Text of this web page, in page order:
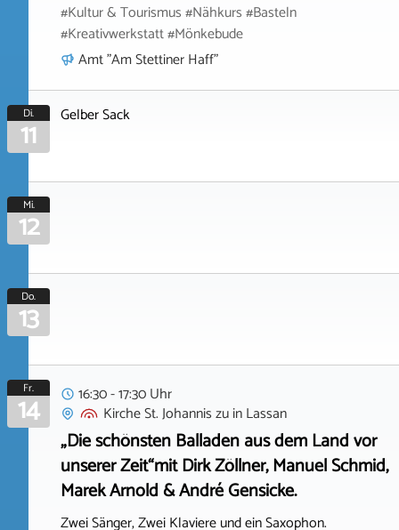
#Kultur & Tourismus #Nähkurs #Basteln
#Kreativwerkstatt #Mönkebude
Amt "Am Stettiner Haff"
Di.
11 Gelber Sack
Mi.
12
Do.
13
Fr.
14
16:30 - 17:30 Uhr
Kirche St. Johannis zuinLassan
„Die schönsten Balladen aus dem Land vor
unserer Zeit“mit Dirk Zöllner, Manuel Schmid,
Marek Arnold & André Gensicke.
Zwei Sänger, Zwei Klaviere und ein Saxophon.